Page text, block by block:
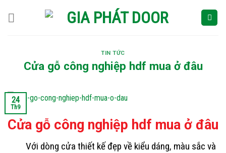
TIN TỨC
Cửa gỗ công nghiệp hdf mua ở đâu
24
Th9
Cửa gỗ công nghiệp hdf mua ở đâu
Với dòng cửa thiết kế đẹp về kiểu dáng, màu sắc và